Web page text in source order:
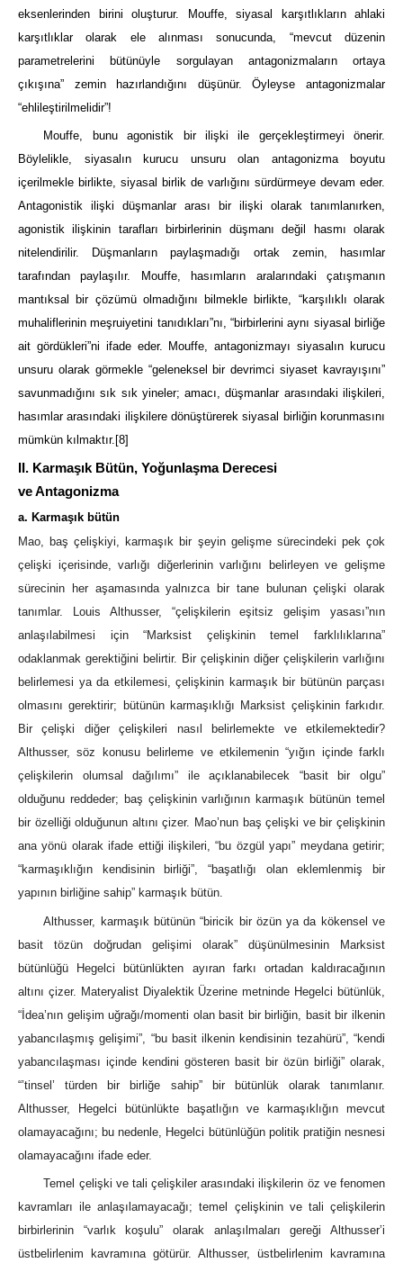
eksenlerinden birini oluşturur. Mouffe, siyasal karşıtlıkların ahlaki
karşıtlıklar olarak ele alınması sonucunda, “mevcut düzenin
parametrelerini bütünüyle sorgulayan antagonizmaların ortaya
çıkışına” zemin hazırlandığını düşünür. Öyleyse antagonizmalar
“ehlileştirilmelidir”!
Mouffe, bunu agonistik bir ilişki ile gerçekleştirmeyi önerir.
Böylelikle, siyasalın kurucu unsuru olan antagonizma boyutu
içerilmekle birlikte, siyasal birlik de varlığını sürdürmeye devam eder.
Antagonistik ilişki düşmanlar arası bir ilişki olarak tanımlanırken,
agonistik ilişkinin tarafları birbirlerinin düşmanı değil hasmı olarak
nitelendirilir. Düşmanların paylaşmadığı ortak zemin, hasımlar
tarafından paylaşılır. Mouffe, hasımların aralarındaki çatışmanın
mantıksal bir çözümü olmadığını bilmekle birlikte, “karşılıklı olarak
muhaliflerinin meşruiyetini tanıdıkları”nı, “birbirlerini aynı siyasal birliğe
ait gördükleri”ni ifade eder. Mouffe, antagonizmayı siyasalın kurucu
unsuru olarak görmekle “geleneksel bir devrimci siyaset kavrayışını”
savunmadığını sık sık yineler; amacı, düşmanlar arasındaki ilişkileri,
hasımlar arasındaki ilişkilere dönüştürerek siyasal birliğin korunmasını
mümkün kılmaktır. [8]
II. Karmaşık Bütün, Yoğunlaşma Derecesi
ve Antagonizma
a. Karmaşık bütün
Mao, baş çelişkiyi, karmaşık bir şeyin gelişme sürecindeki pek çok
çelişki içerisinde, varlığı diğerlerinin varlığını belirleyen ve gelişme
sürecinin her aşamasında yalnızca bir tane bulunan çelişki olarak
tanımlar. Louis Althusser, “çelişkilerin eşitsiz gelişim yasası”nın
anlaşılabilmesi için “Marksist çelişkinin temel farklılıklarına”
odaklanmak gerektiğini belirtir. Bir çelişkinin diğer çelişkilerin varlığını
belirlemesi ya da etkilemesi, çelişkinin karmaşık bir bütünün parçası
olmasını gerektirir; bütünün karmaşıklığı Marksist çelişkinin farkıdır.
Bir çelişki diğer çelişkileri nasıl belirlemekte ve etkilemektedir?
Althusser, söz konusu belirleme ve etkilemenin “yığın içinde farklı
çelişkilerin olumsal dağılımı” ile açıklanabilecek “basit bir olgu”
olduğunu reddeder; baş çelişkinin varlığının karmaşık bütünün temel
bir özelliği olduğunun altını çizer. Mao’nun baş çelişki ve bir çelişkinin
ana yönü olarak ifade ettiği ilişkileri, “bu özgül yapı” meydana getirir;
“karmaşıklığın kendisinin birliği”, “başatlığı olan eklemlenmiş bir
yapının birliğine sahip” karmaşık bütün.
Althusser, karmaşık bütünün “biricik bir özün ya da kökensel ve
basit tözün doğrudan gelişimi olarak” düşünülmesinin Marksist
bütünlüğü Hegelci bütünlükten ayıran farkı ortadan kaldıracağının
altını çizer. Materyalist Diyalektik Üzerine metninde Hegelci bütünlük,
“İdea’nın gelişim uğrağı/momenti olan basit bir birliğin, basit bir ilkenin
yabancılaşmış gelişimi”, “bu basit ilkenin kendisinin tezahürü”, “kendi
yabancılaşması içinde kendini gösteren basit bir özün birliği” olarak,
“’tinsel’ türden bir birliğe sahip” bir bütünlük olarak tanımlanır.
Althusser, Hegelci bütünlükte başatlığın ve karmaşıklığın mevcut
olamayacağını; bu nedenle, Hegelci bütünlüğün politik pratiğin nesnesi
olamayacağını ifade eder.
Temel çelişki ve tali çelişkiler arasındaki ilişkilerin öz ve fenomen
kavramları ile anlaşılamayacağı; temel çelişkinin ve tali çelişkilerin
birbirlerinin “varlık koşulu” olarak anlaşılmaları gereği Althusser’i
üstbelirlenim kavramına götürür. Althusser, üstbelirlenim kavramına